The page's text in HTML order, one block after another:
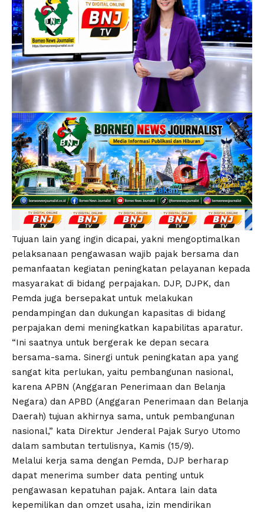
Tujuan lain yang ingin dicapai, yakni mengoptimalkan
pelaksanaan pengawasan wajib pajak bersama dan
pemanfaatan kegiatan peningkatan pelayanan kepada
masyarakat di bidang perpajakan. DJP, DJPK, dan
Pemda juga bersepakat untuk melakukan
pendampingan dan dukungan kapasitas di bidang
perpajakan demi meningkatkan kapabilitas aparatur.
“Ini saatnya untuk bergerak ke depan secara
bersama-sama. Sinergi untuk peningkatan apa yang
sangat kita perlukan, yaitu pembangunan nasional,
karena APBN (Anggaran Penerimaan dan Belanja
Negara) dan APBD (Anggaran Penerimaan dan Belanja
Daerah) tujuan akhirnya sama, untuk pembangunan
nasional,” kata Direktur Jenderal Pajak Suryo Utomo
dalam sambutan tertulisnya, Kamis (15/9).
Melalui kerja sama dengan Pemda, DJP berharap
dapat menerima sumber data penting untuk
pengawasan kepatuhan pajak. Antara lain data
kepemilikan dan omzet usaha, izin mendirikan